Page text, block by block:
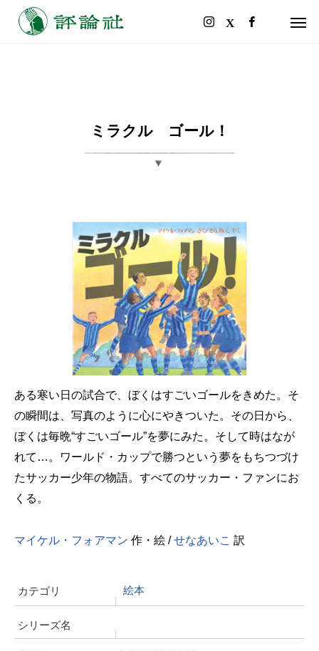
ミラクル ゴール！
ある寒い日の試合で、ぼくはすごいゴールをきめた。そ
の瞬間は、写真のように心にやきついた。その日から、
ぼくは毎晩“すごいゴール”を夢にみた。そして時はなが
れて…。ワールド・カップで勝つという夢をもちつづけ
たサッカー少年の物語。すべてのサッカー・ファンにお
くる。
マイケル・フォアマン 作・絵 /せなあいこ 訳
カテゴリ 絵本
シリーズ名